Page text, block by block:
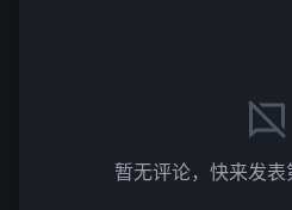
暂无评论，快来发表